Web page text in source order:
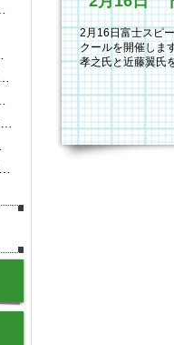
2月16日富士スピ
クールを開催しま
孝之氏と近藤翼氏